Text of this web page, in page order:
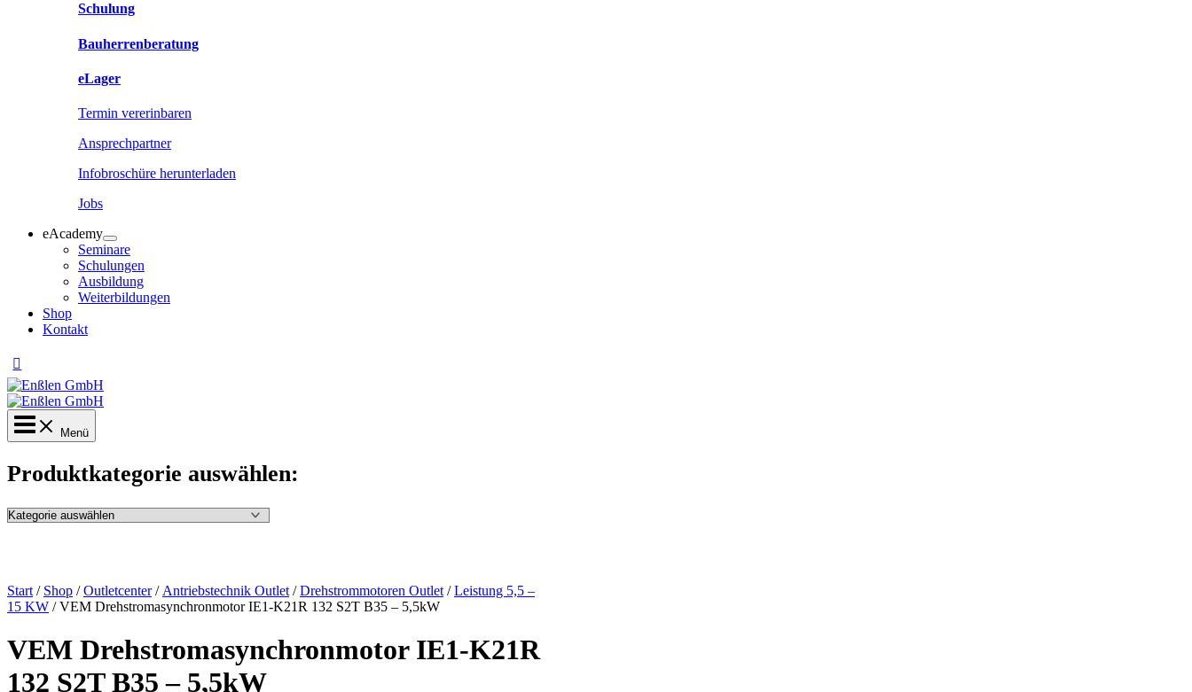
Schulung
Bauherrenberatung
eLager
Termin vererinbaren
Ansprechpartner
Infobroschüre herunterladen
Jobs
eAcademy
Seminare
Schulungen
Ausbildung
Weiterbildungen
Shop
Kontakt
Menü
Produktkategorie auswählen:
Start / Shop /Outletcenter/ Antriebstechnik Outlet /Drehstrommotoren Outlet /Leistung 5,5 –
15 KW / VEM Drehstromasynchronmotor IE1-K21R 132 S2T B35 – 5,5kW
VEM Drehstromasynchronmotor IE1-K21R
132 S2T B35 – 5,5kW